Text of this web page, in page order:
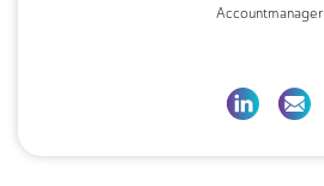
Accountmanager